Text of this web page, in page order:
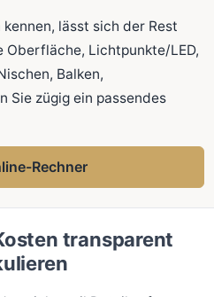
lässt sich der Rest
Oberfläche, Lichtpunkte/LED,
Balken,
Sie zügig ein passendes
Rechner
transparent